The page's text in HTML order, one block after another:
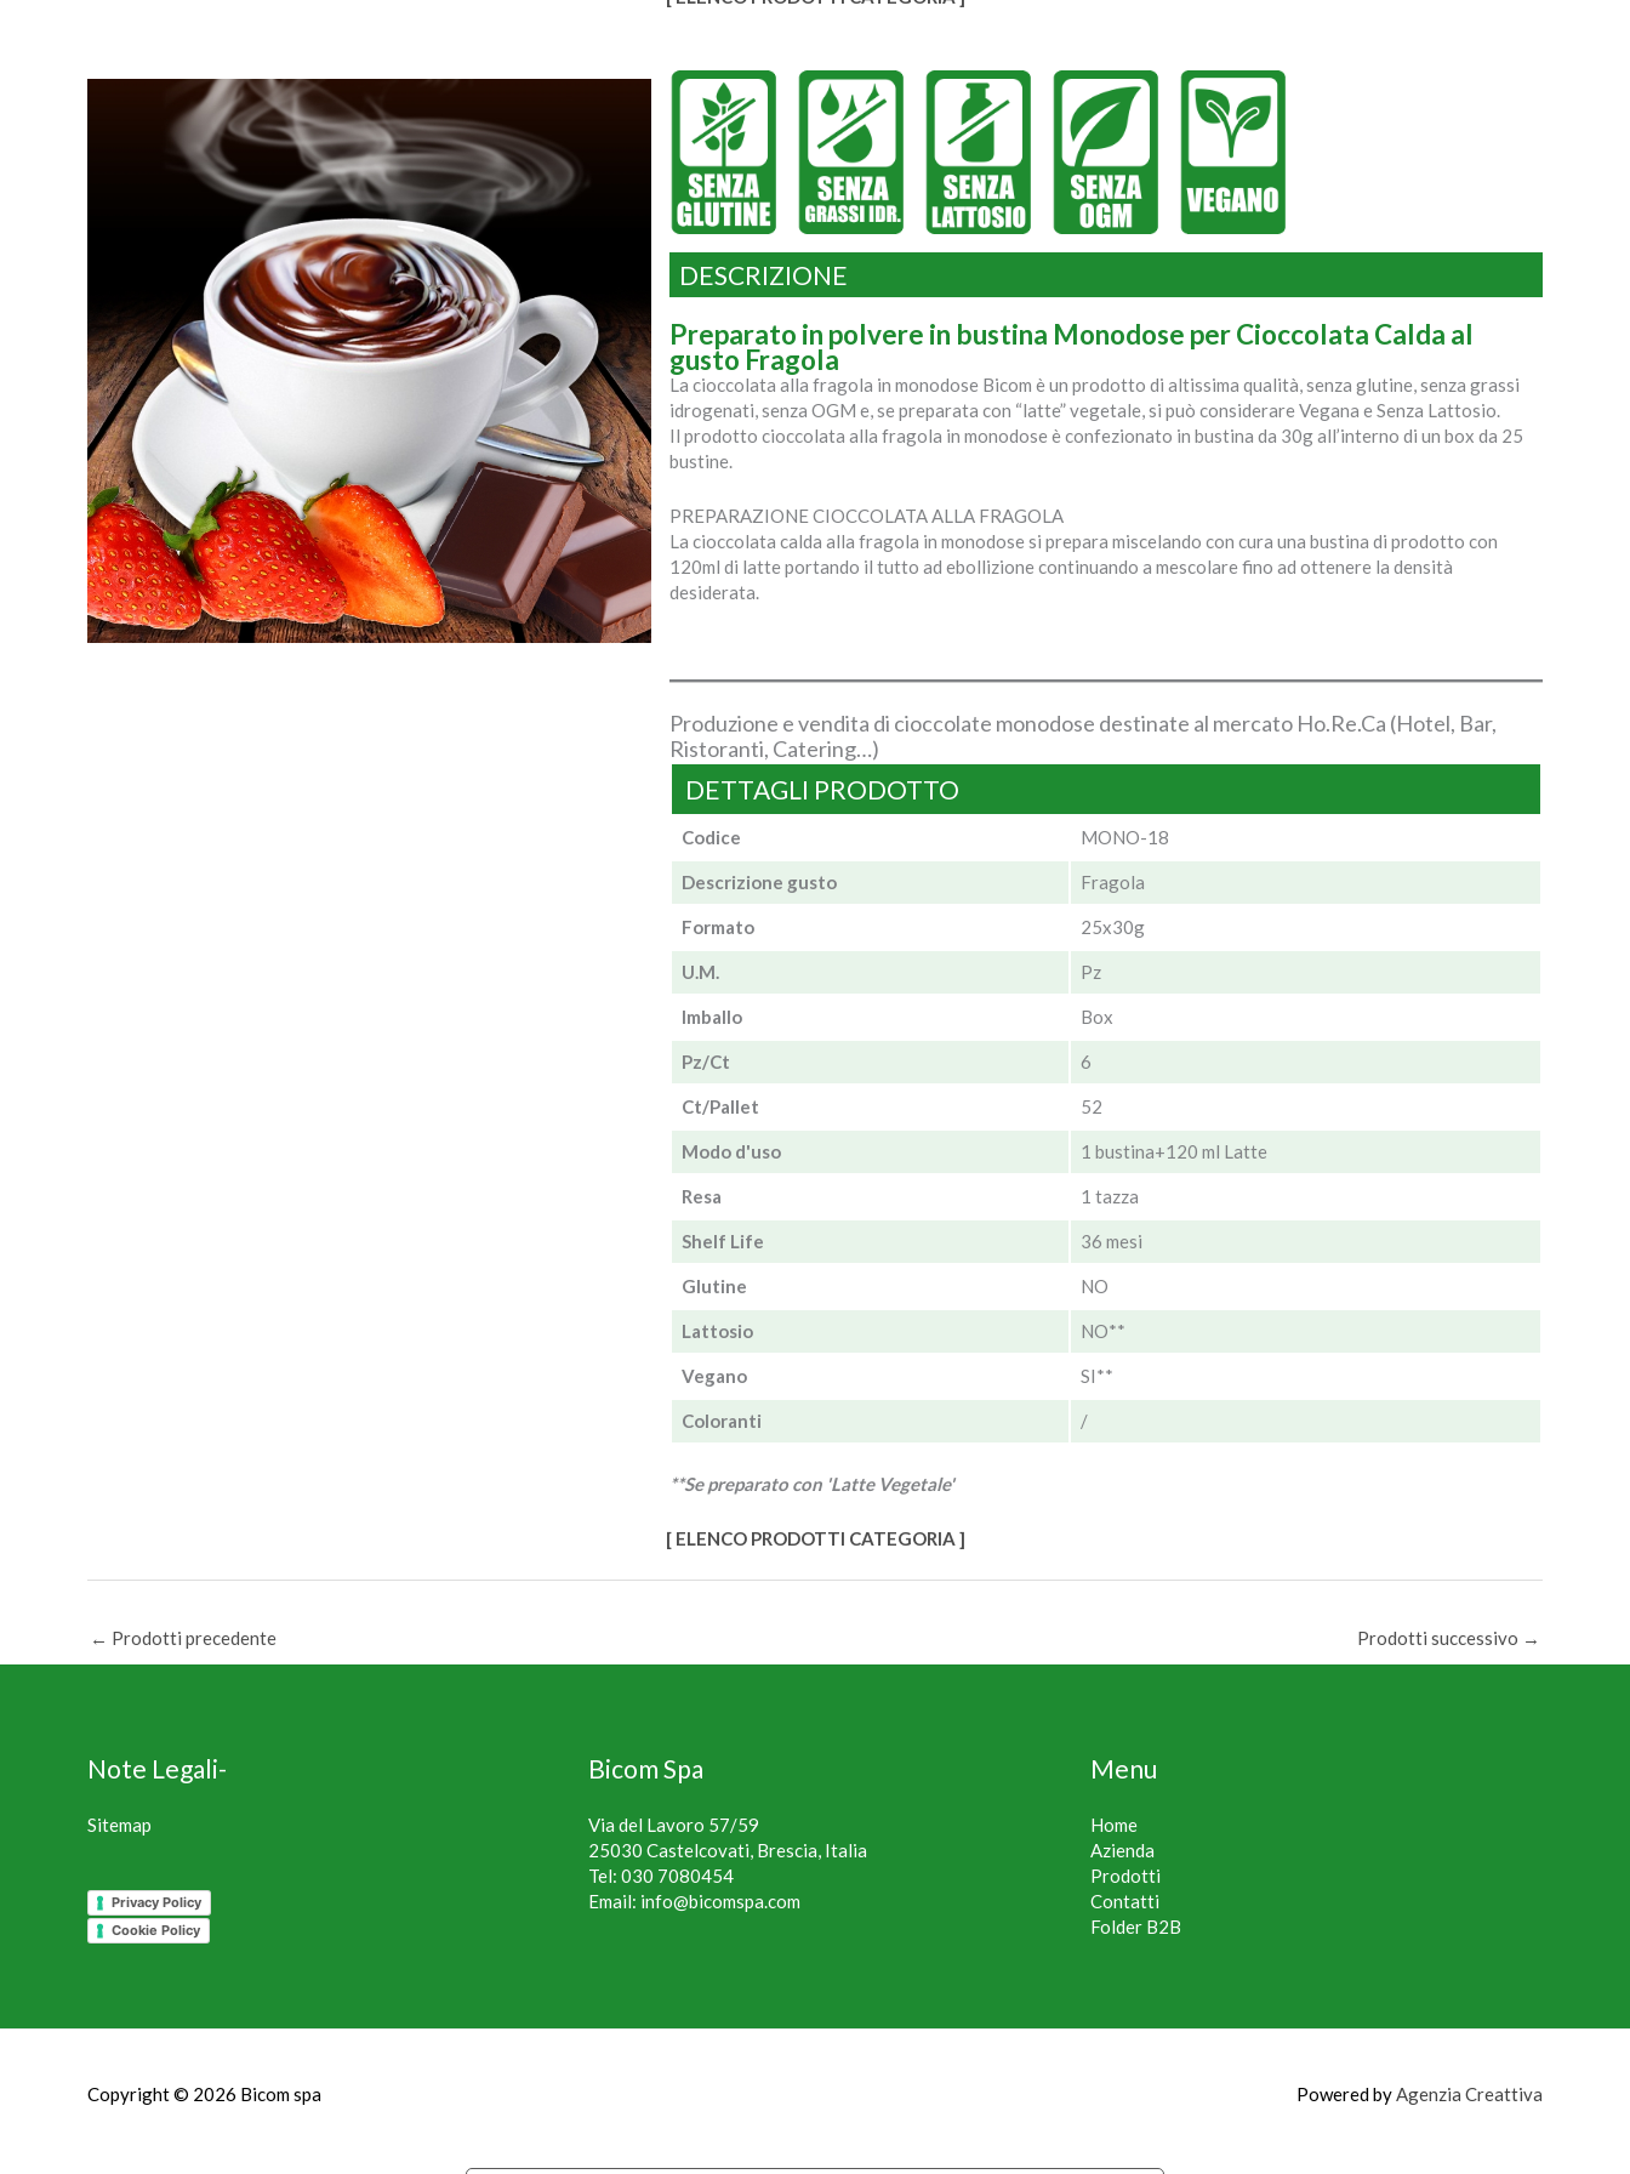
DESCRIZIONE
Preparato in polvere in bustina Monodose per Cioccolata Calda al
gusto Fragola
La cioccolata alla fragola in monodose Bicom è un prodotto di altissima qualità, senza glutine, senza grassi
idrogenati, senza OGM e, se preparata con “latte” vegetale, si può considerare Vegana e Senza Lattosio.
Il prodotto cioccolata alla fragola in monodose è confezionato in bustina da 30g all’interno di un box da 25
bustine.
PREPARAZIONE CIOCCOLATA ALLA FRAGOLA
La cioccolata calda alla fragola in monodose si prepara miscelando con cura una bustina di prodotto con
120ml di latte portando il tutto ad ebollizione continuando a mescolare fino ad ottenere la densità
desiderata.
Produzione e vendita di cioccolate monodose destinate al mercato Ho.Re.Ca (Hotel, Bar,
Ristoranti, Catering…)
DETTAGLI PRODOTTO
Codice MONO-18
Descrizione gusto Fragola
Formato 25x30g
U.M. Pz
Imballo Box
Pz/Ct 6
Ct/Pallet 52
Modo d'uso 1 bustina+120 ml Latte
Resa 1 tazza
Shelf Life 36 mesi
Glutine NO
Lattosio NO**
Vegano SI**
Coloranti /
**Se preparato con 'Latte Vegetale'
[ ELENCO PRODOTTI CATEGORIA ]
← Prodotti precedente Prodotti successivo →
Note Legali-
Sitemap
Privacy Policy
Cookie Policy
Bicom Spa
Via del Lavoro 57/59
25030 Castelcovati, Brescia, Italia
Tel:030 7080454
Email: info@bicomspa.com
Menu
Home
Azienda
Prodotti
Contatti
Folder B2B
Copyright © 2026 Bicom spa Powered byAgenzia Creattiva